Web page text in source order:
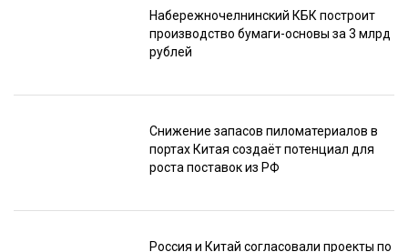
Набережночелнинский КБК построит
производство бумаги-основы за 3 млрд
рублей
Снижение запасов пиломатериалов в
портах Китая создаёт потенциал для
роста поставок из РФ
Россия и Китай согласовали проекты по